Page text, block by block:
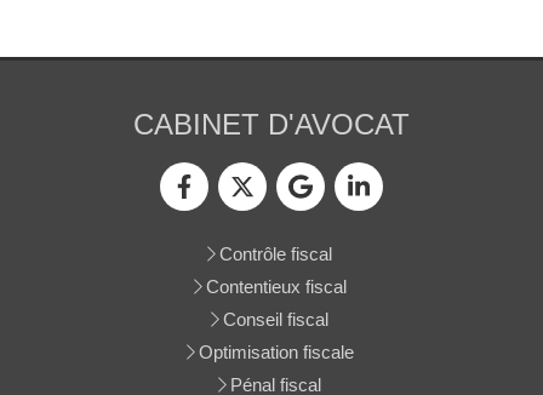
CABINET D'AVOCAT
Contrôle fiscal
Contentieux fiscal
Conseil fiscal
Optimisation fiscale
Pénal fiscal